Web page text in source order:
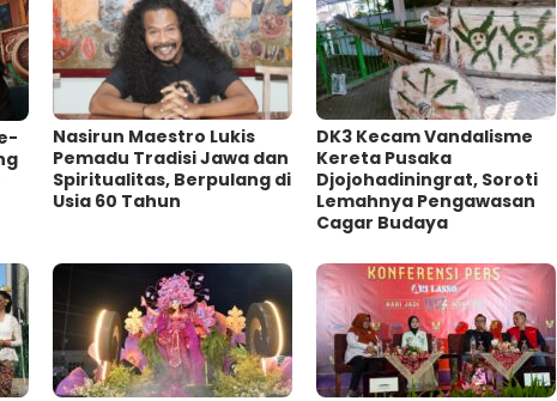
‎Nasirun Maestro Lukis
Pemadu Tradisi Jawa dan
Spiritualitas, Berpulang di
Usia 60 Tahun
DK3 Kecam Vandalisme
Kereta Pusaka
Djojohadiningrat, Soroti
Lemahnya Pengawasan
Cagar Budaya